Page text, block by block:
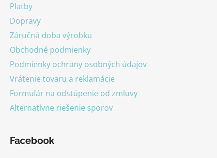
Platby
Dopravy
Záručná doba výrobku
Obchodné podmienky
Podmienky ochrany osobných údajov
Vrátenie tovaru a reklamácie
Formulár na odstúpenie od zmluvy
Alternatívne riešenie sporov
Facebook